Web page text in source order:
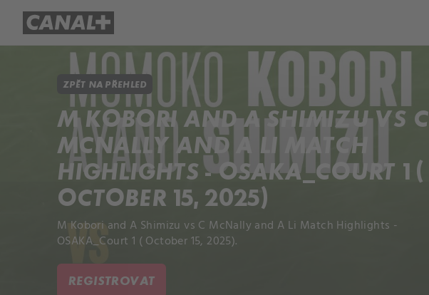
ZPĚT NA PŘEHLED
M KOBORI AND A SHIMIZU VS C
MCNALLY AND A LI MATCH
HIGHLIGHTS - OSAKA_COURT 1 (
OCTOBER 15, 2025)
M Kobori and A Shimizu vs C McNally and A Li Match Highlights -
OSAKA_Court 1 ( October 15, 2025).
REGISTROVAT